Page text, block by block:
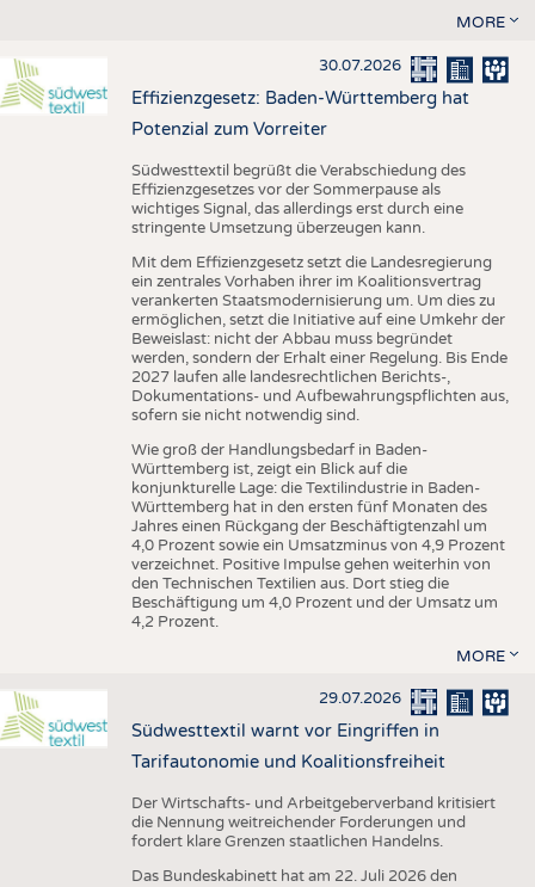
MORE
30.07.2026
Effizienzgesetz: Baden-Württemberg hat
Potenzial zum Vorreiter
Südwesttextil begrüßt die Verabschiedung des
Effizienzgesetzes vor der Sommerpause als
wichtiges Signal, das allerdings erst durch eine
stringente Umsetzung überzeugen kann.
Mit dem Effizienzgesetz setzt die Landesregierung
ein zentrales Vorhaben ihrer im Koalitionsvertrag
verankerten Staatsmodernisierung um. Um dies zu
ermöglichen, setzt die Initiative auf eine Umkehr der
Beweislast: nicht der Abbau muss begründet
werden, sondern der Erhalt einer Regelung. Bis Ende
2027 laufen alle landesrechtlichen Berichts-,
Dokumentations- und Aufbewahrungspflichten aus,
sofern sie nicht notwendig sind.
Wie groß der Handlungsbedarf in Baden-
Württemberg ist, zeigt ein Blick auf die
konjunkturelle Lage: die Textilindustrie in Baden-
Württemberg hat in den ersten fünf Monaten des
Jahres einen Rückgang der Beschäftigtenzahl um
4,0 Prozent sowie ein Umsatzminus von 4,9 Prozent
verzeichnet. Positive Impulse gehen weiterhin von
den Technischen Textilien aus. Dort stieg die
Beschäftigung um 4,0 Prozent und der Umsatz um
4,2 Prozent.
MORE
29.07.2026
Südwesttextil warnt vor Eingriffen in
Tarifautonomie und Koalitionsfreiheit
Der Wirtschafts- und Arbeitgeberverband kritisiert
die Nennung weitreichender Forderungen und
fordert klare Grenzen staatlichen Handelns.
Das Bundeskabinett hat am 22. Juli 2026 den